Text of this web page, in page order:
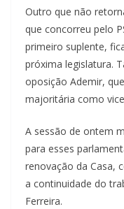
Outro que não
que concorreu pelo
primeiro suplente,
próxima legislatura.
oposição Ademir,
majoritária como
A sessão de ontem
para esses
renovação da Casa,
a continuidade do
Ferreira.